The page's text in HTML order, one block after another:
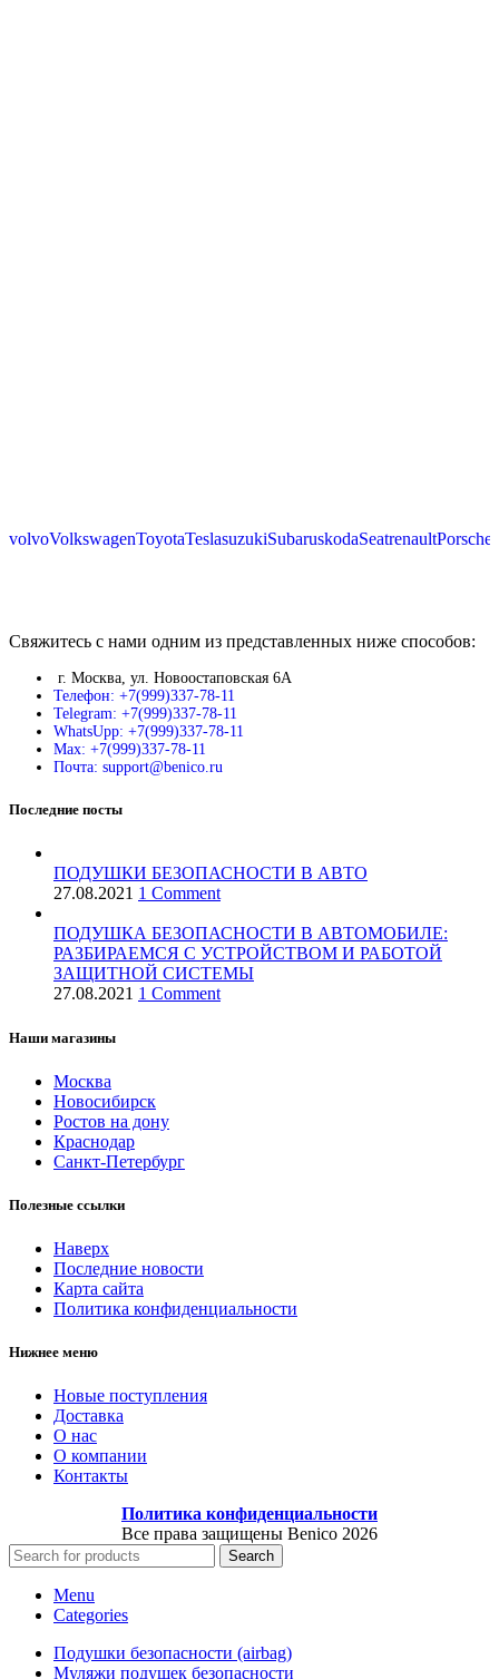
volvoVolkswagenToyotaTeslasuzukiSubaruskodaSeatrenaultPorsche
Свяжитесь с нами одним из представленных ниже способов:
г. Москва, ул. Новоостаповская 6А
Телефон: +7(999)337-78-11
Telegram: +7(999)337-78-11
WhatsUpp: +7(999)337-78-11
Max: +7(999)337-78-11
Почта: support@benico.ru
Последние посты
ПОДУШКИ БЕЗОПАСНОСТИ В АВТО
27.08.2021 1 Comment
ПОДУШКА БЕЗОПАСНОСТИ В АВТОМОБИЛЕ:
РАЗБИРАЕМСЯ С УСТРОЙСТВОМ И РАБОТОЙ
ЗАЩИТНОЙ СИСТЕМЫ
27.08.2021 1 Comment
Наши магазины
Москва
Новосибирск
Ростов на дону
Краснодар
Санкт-Петербург
Полезные ссылки
Наверх
Последние новости
Карта сайта
Политика конфиденциальности
Нижнее меню
Новые поступления
Доставка
О нас
О компании
Контакты
Политика конфиденциальности
Все права защищены Benico 2026
Search
Menu
Categories
Подушки безопасности (airbag)
Муляжи подушек безопасности